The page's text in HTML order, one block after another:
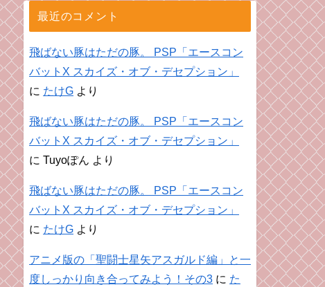
最近のコメント
飛ばない豚はただの豚。 PSP「エースコン
バットX スカイズ・オブ・デセプション」
に たけG より
飛ばない豚はただの豚。 PSP「エースコン
バットX スカイズ・オブ・デセプション」
に Tuyoぽん より
飛ばない豚はただの豚。 PSP「エースコン
バットX スカイズ・オブ・デセプション」
に たけG より
アニメ版の「聖闘士星矢アスガルド編」と一
度しっかり向き合ってみよう！その3 に た